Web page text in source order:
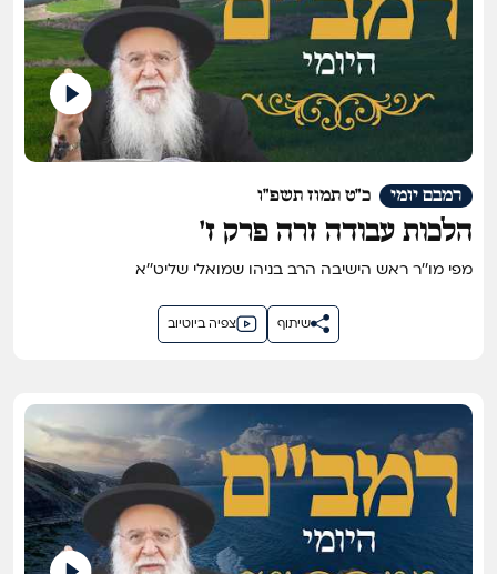
כ"ט תמוז תשפ"ו רמבם יומי
הלכות עבודה זרה פרק ז'
מפי מו''ר ראש הישיבה הרב בניהו שמואלי שליט''א
צפיה ביוטיוב שיתוף